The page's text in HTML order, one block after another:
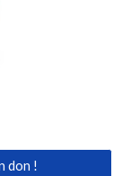
don !